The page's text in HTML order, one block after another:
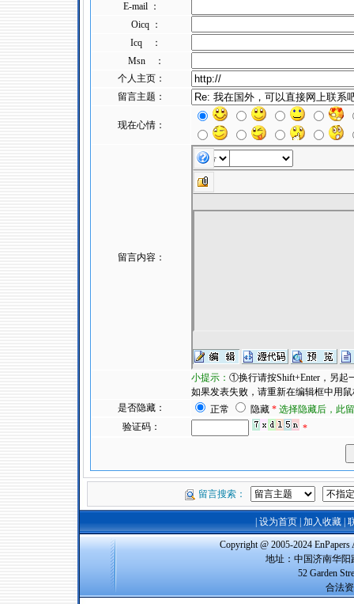
E-mail ：
Oicq ：
Icq ：
Msn ：
个人主页：
留言主题：
现在心情：
留言内容：
小提示： ①换行请按Shift+Enter，另起
如果发表失败，请重新在编辑框中用
是否隐藏：
正常 隐藏 * 选择隐藏后，此
验证码：
*
留言搜索：
设为首页| 加入收藏|
Copyright @ 2005-2024
地址：中国济南华
52 Garden
合法